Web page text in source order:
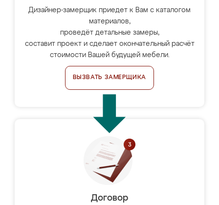
Дизайнер-замерщик приедет к Вам с каталогом
материалов,
проведёт детальные замеры,
составит проект и сделает окончательный расчёт
стоимости Вашей будущей мебели.
ВЫЗВАТЬ ЗАМЕРЩИКА
Договор